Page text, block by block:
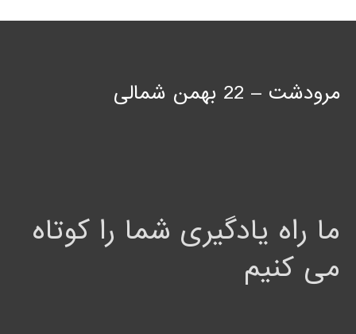
مرودشت – 22 بهمن شمالی
ما راه یادگیری شما را کوتاه
می کنیم